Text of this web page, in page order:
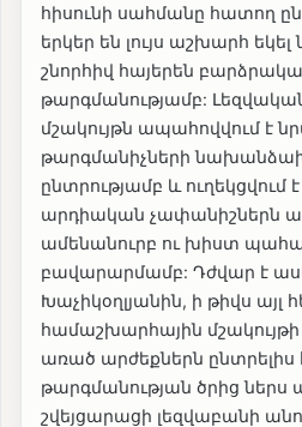
հիսունի սահմանը հատող
երկեր են լույս աշխարհ
շնորհիվ հայերեն
թարգմանությամբ:
մշակույթն ապահովվում է
թարգմանիչների
ընտրությամբ և ուղեկցվում
արդիական չափանիշներն
ամենանուրբ ու խիստ
բավարարմամբ: Դժվար է
Խաչիկօղլյանին, ի թիվս այլ
համաշխարհային
առած արժեքներն ընտրելիս
թարգմանության ծրից ներս
շվեյցարացի լեզվաբանի